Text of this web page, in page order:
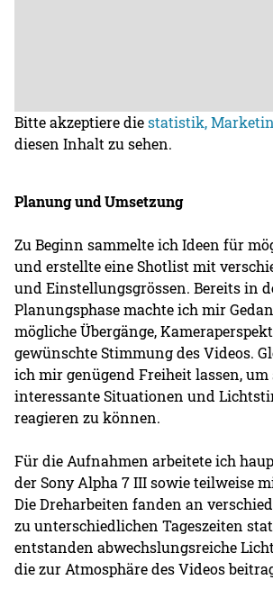
Bitte akzeptiere diestatistik,
diesen Inhalt zu sehen.
Planung und Umsetzung
Zu Beginn sammelte ich Ideen für
und erstellte eine Shotlist mit
und Einstellungsgrössen. Bereits in
Planungsphase machte ich mir
mögliche Übergänge,
gewünschte Stimmung des Videos.
ich mir genügend Freiheit lassen,
interessante Situationen und
reagieren zu können.
Für die Aufnahmen arbeitete ich
der Sony Alpha 7 III sowie teilweise
Die Dreharbeiten fanden an
zu unterschiedlichen Tageszeiten
entstanden abwechslungsreiche
die zur Atmosphäre des Videos